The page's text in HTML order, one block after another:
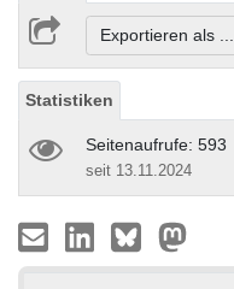
Exportieren als
Statistiken
Seitenaufrufe: 593
seit 13.11.2024